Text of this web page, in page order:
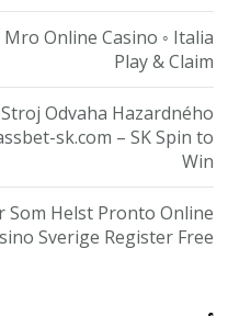
Online Casino ◦ Italia
Play & Claim
Odvaha Hazardného
sk.com – SK Spin to
Win
Helst Pronto Online
Sverige Register Free